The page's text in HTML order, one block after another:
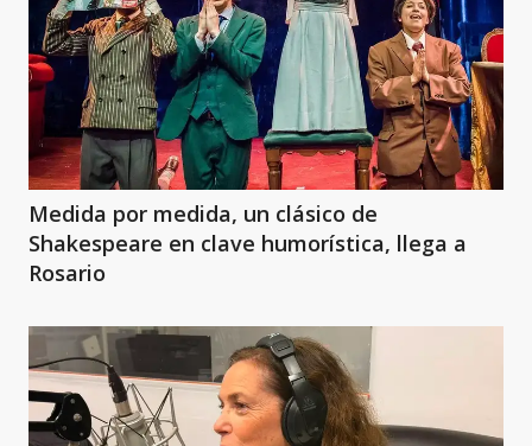
Medida por medida, un clásico de
Shakespeare en clave humorística, llega a
Rosario